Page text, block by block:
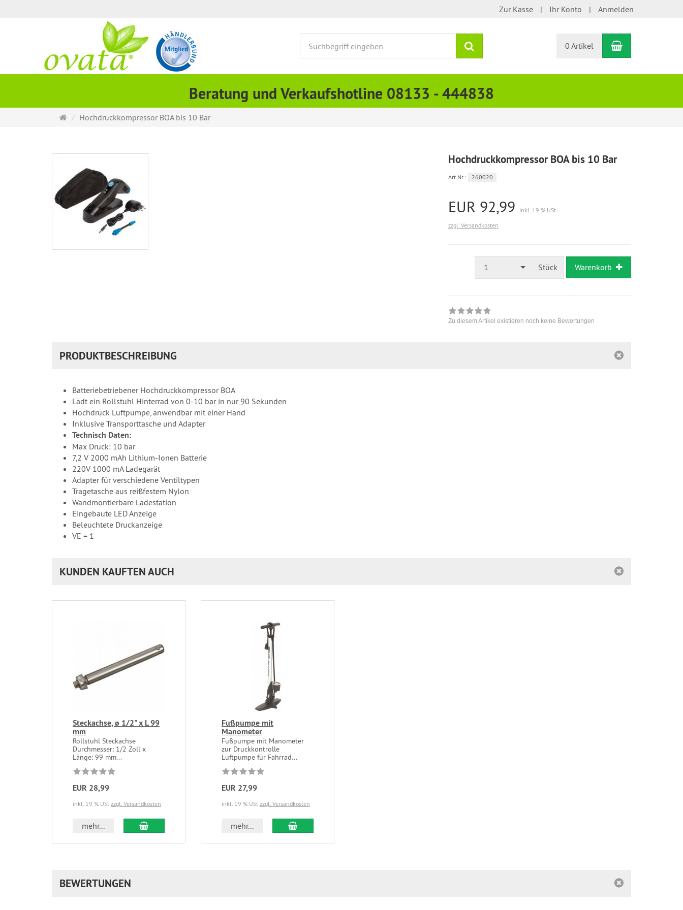
Zur Kasse Ihr Konto Anmelden
0 Artikel Warenkorb
Beratung und Verkaufshotline 08133 - 444838
Startseite
Hochdruckkompressor BOA bis 10 Bar
Hochdruckkompressor BOA bis 10 Bar
Art.Nr.: 260020
EUR 92,99
inkl. 19 % USt
zzgl. Versandkosten
1 Stück Warenkorb
Zu diesem Artikel existieren noch keine Bewertungen
PRODUKTBESCHREIBUNG
Batteriebetriebener Hochdruckkompressor BOA
Lädt ein Rollstuhl Hinterrad von 0-10 bar in nur 90 Sekunden
Hochdruck Luftpumpe, anwendbar mit einer Hand
Inklusive Transporttasche und Adapter
Technisch Daten:
Max Druck: 10 bar
7,2 V 2000 mAh Lithium-Ionen Batterie
220V 1000 mA Ladegarät
Adapter für verschiedene Ventiltypen
Tragetasche aus reißfestem Nylon
Wandmontierbare Ladestation
Eingebaute LED Anzeige
Beleuchtete Druckanzeige
VE = 1
KUNDEN KAUFTEN AUCH
Steckachse, ø 1/2" x L 99
mm
Rollstuhl Steckachse
Durchmesser: 1/2 Zoll x
Länge: 99 mm...
EUR 28,99
inkl. 19 % USt zzgl. Versandkosten
mehr... In den Warenkorb
Fußpumpe mit
Manometer
Fußpumpe mit Manometer
zur Druckkontrolle
Luftpumpe für Fahrrad...
EUR 27,99
inkl. 19 % USt zzgl. Versandkosten
mehr... In den Warenkorb
BEWERTUNGEN